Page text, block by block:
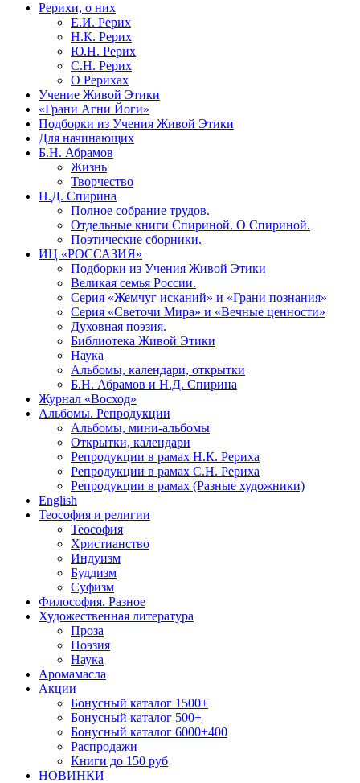
Рерихи, о них
Е.И. Рерих
Н.К. Рерих
Ю.Н. Рерих
С.Н. Рерих
О Рерихах
Учение Живой Этики
«Грани Агни Йоги»
Подборки из Учения Живой Этики
Для начинающих
Б.Н. Абрамов
Жизнь
Творчество
Н.Д. Спирина
Полное собрание трудов.
Отдельные книги Спириной. О Спириной.
Поэтические сборники.
ИЦ «РОССАЗИЯ»
Подборки из Учения Живой Этики
Великая семья России.
Серия «Жемчуг исканий» и «Грани познания»
Серия «Светочи Мира» и «Вечные ценности»
Духовная поэзия.
Библиотека Живой Этики
Наука
Альбомы, календари, открытки
Б.Н. Абрамов и Н.Д. Спирина
Журнал «Восход»
Альбомы. Репродукции
Альбомы, мини-альбомы
Открытки, календари
Репродукции в рамах Н.К. Рериха
Репродукции в рамах С.Н. Рериха
Репродукции в рамах (Разные художники)
English
Теософия и религии
Теософия
Христианство
Индуизм
Буддизм
Суфизм
Философия. Разное
Художественная литература
Проза
Поэзия
Наука
Аромамасла
Акции
Бонусный каталог 1500+
Бонусный каталог 500+
Бонусный каталог 6000+400
Распродажи
Книги до 150 руб
НОВИНКИ